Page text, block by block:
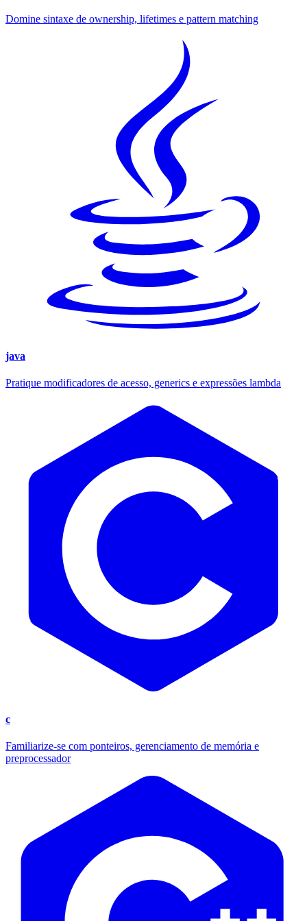
Domine sintaxe de ownership, lifetimes e pattern matching
java
Pratique modificadores de acesso, generics e expressões lambda
c
Familiarize-se com ponteiros, gerenciamento de memória e
preprocessador